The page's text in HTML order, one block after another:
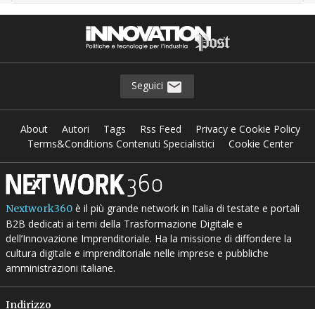
Seguici
About Autori Tags Rss Feed
Privacy e Cookie Policy
Terms&Conditions Contenuti Specialistici
Cookie Center
Nextwork360è il più grande network in Italia di testate e portali
B2B dedicati ai temi della Trasformazione Digitale e
dell’Innovazione Imprenditoriale. Ha la missione di diffondere la
cultura digitale e imprenditoriale nelle imprese e pubbliche
amministrazioni italiane.
Indirizzo